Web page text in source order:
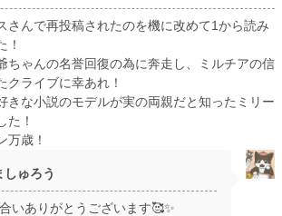
さんで再投稿されたのを機に改めて1から読み
！
ちゃんの名誉回復の為に奔走し、ミルチアの信
クライブに幸あれ！
きな小説のモデルが実の両親だと知ったミリー
た！
万歳！
しゅろう
いありがとうございます🥰✨